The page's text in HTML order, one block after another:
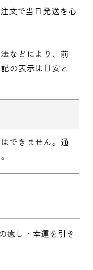
文で当日発送を心
などにより、前
の表示は目安と
できません。通
癒し・幸運を引き